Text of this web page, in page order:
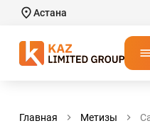
Астана
Главная Метизы